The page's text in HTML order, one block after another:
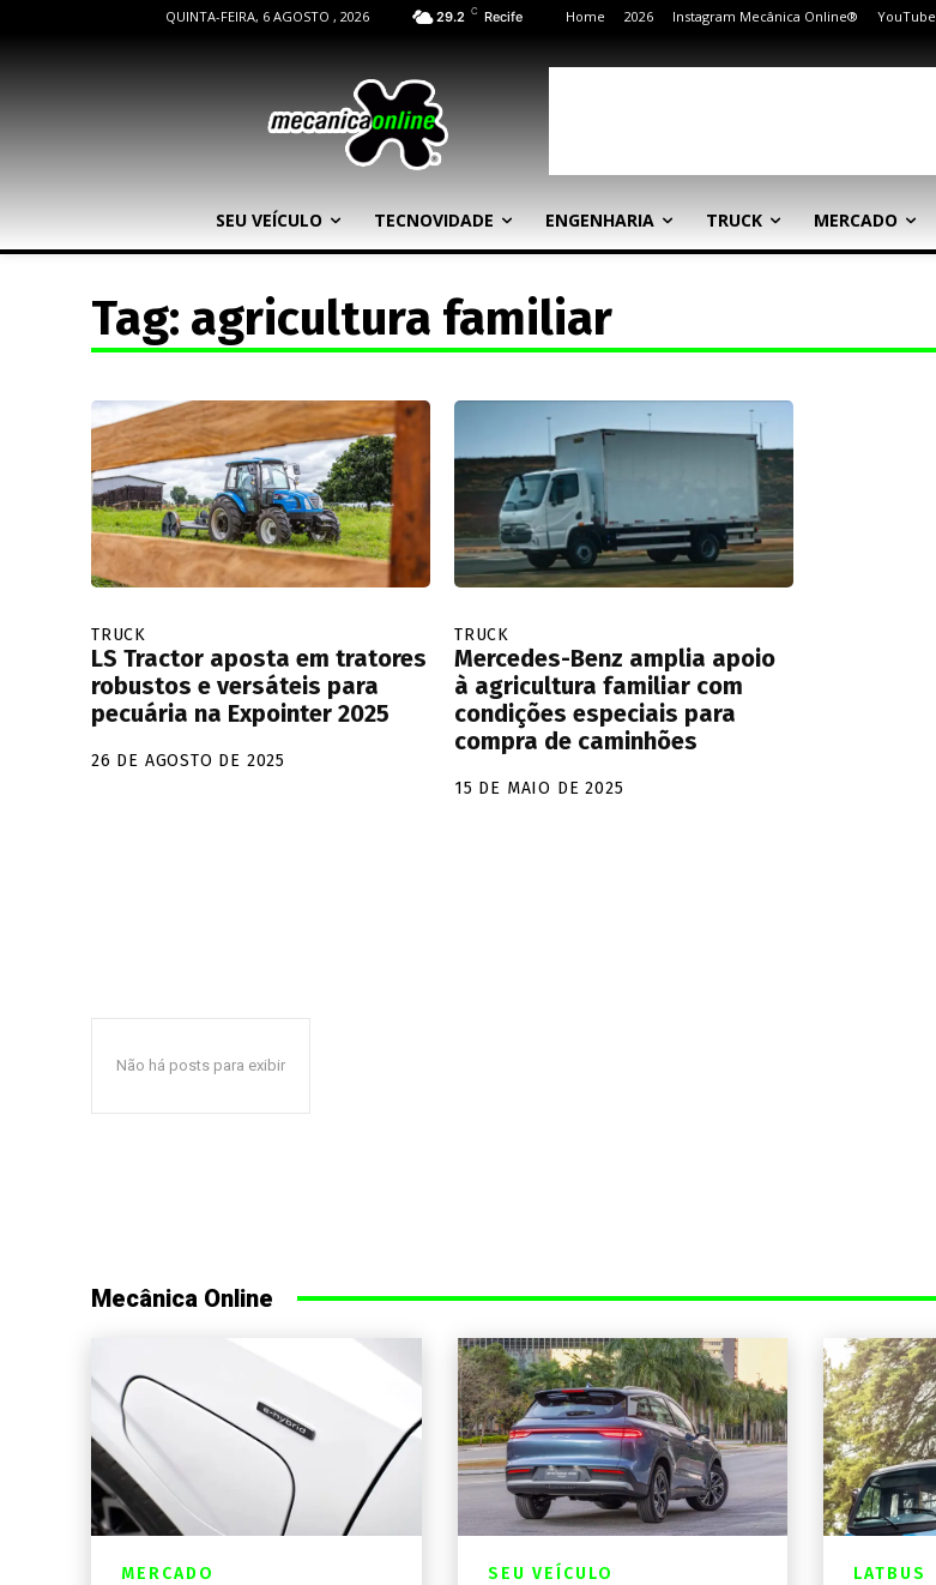
QUINTA-FEIRA, 6 AGOSTO , 2026 29.2 C Recife Home 2026 Instagram Mecânica Online® YouTube
SEU VEÍCULO TECNOVIDADE ENGENHARIA TRUCK MERCADO
Tag: agricultura familiar
TRUCK
LS Tractor aposta em tratores
robustos e versáteis para
pecuária na Expointer 2025
26 DE AGOSTO DE 2025
TRUCK
Mercedes-Benz amplia apoio
à agricultura familiar com
condições especiais para
compra de caminhões
15 DE MAIO DE 2025
Não há posts para exibir
Mecânica Online
MERCADO SEU VEÍCULO LATBUS